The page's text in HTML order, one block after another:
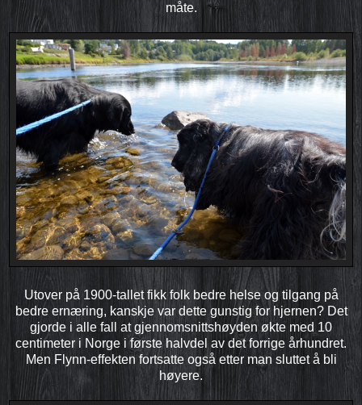
måte.
Utover på 1900-tallet fikk folk bedre helse og tilgang på
bedre ernæring, kanskje var dette gunstig for hjernen? Det
gjorde i alle fall at gjennomsnittshøyden økte med 10
centimeter i Norge i første halvdel av det forrige århundret.
Men Flynn-effekten fortsatte også etter man sluttet å bli
høyere.